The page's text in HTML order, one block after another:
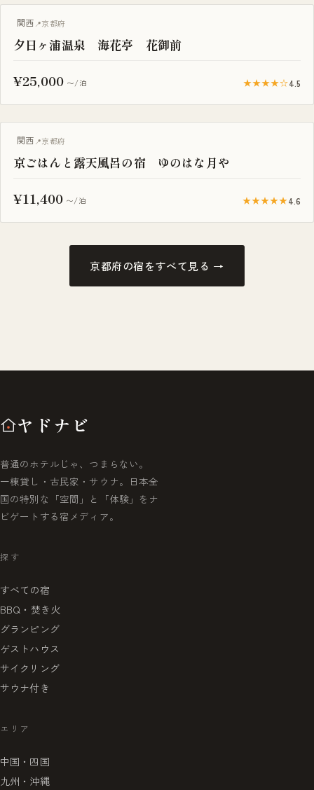
露天風呂付き客室
関西 京都府
夕日ヶ浦温泉 海花亭 花御前
¥25,000 〜/泊 ★★★★☆4.5
露天風呂付き客室
関西 京都府
京ごはんと露天風呂の宿 ゆのはな月や
¥11,400 〜/泊 ★★★★★4.6
京都府の宿をすべて見る →
ヤドナビ
普通のホテルじゃ、つまらない。
一棟貸し・古民家・サウナ。日本全
国の特別な「空間」と「体験」をナ
ビゲートする宿メディア。
探す
すべての宿
BBQ・焚き火
グランピング
ゲストハウス
サイクリング
サウナ付き
エリア
中国・四国
九州・沖縄